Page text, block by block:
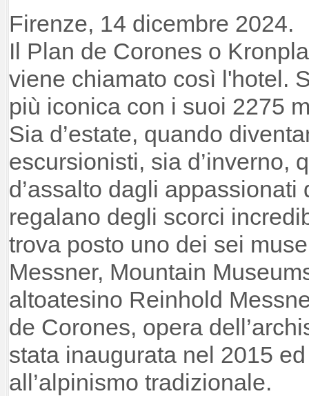
Firenze, 14 dicembre 2024.
Il Plan de Corones o
viene chiamato così l'hotel.
più iconica con i suoi 2275
Sia d’estate, quando
escursionisti, sia d’inverno,
d’assalto dagli
regalano degli scorci
trova posto uno dei sei
Messner, Mountain
altoatesino Reinhold
de Corones, opera
stata inaugurata nel 2015
all’alpinismo tradizionale.